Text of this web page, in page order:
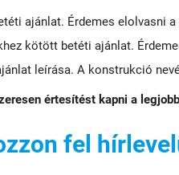
ajánlat. Érdemes elolvasni a
kötött betéti ajánlat.
leírása. A konstrukció
értesítést kapni a
fel